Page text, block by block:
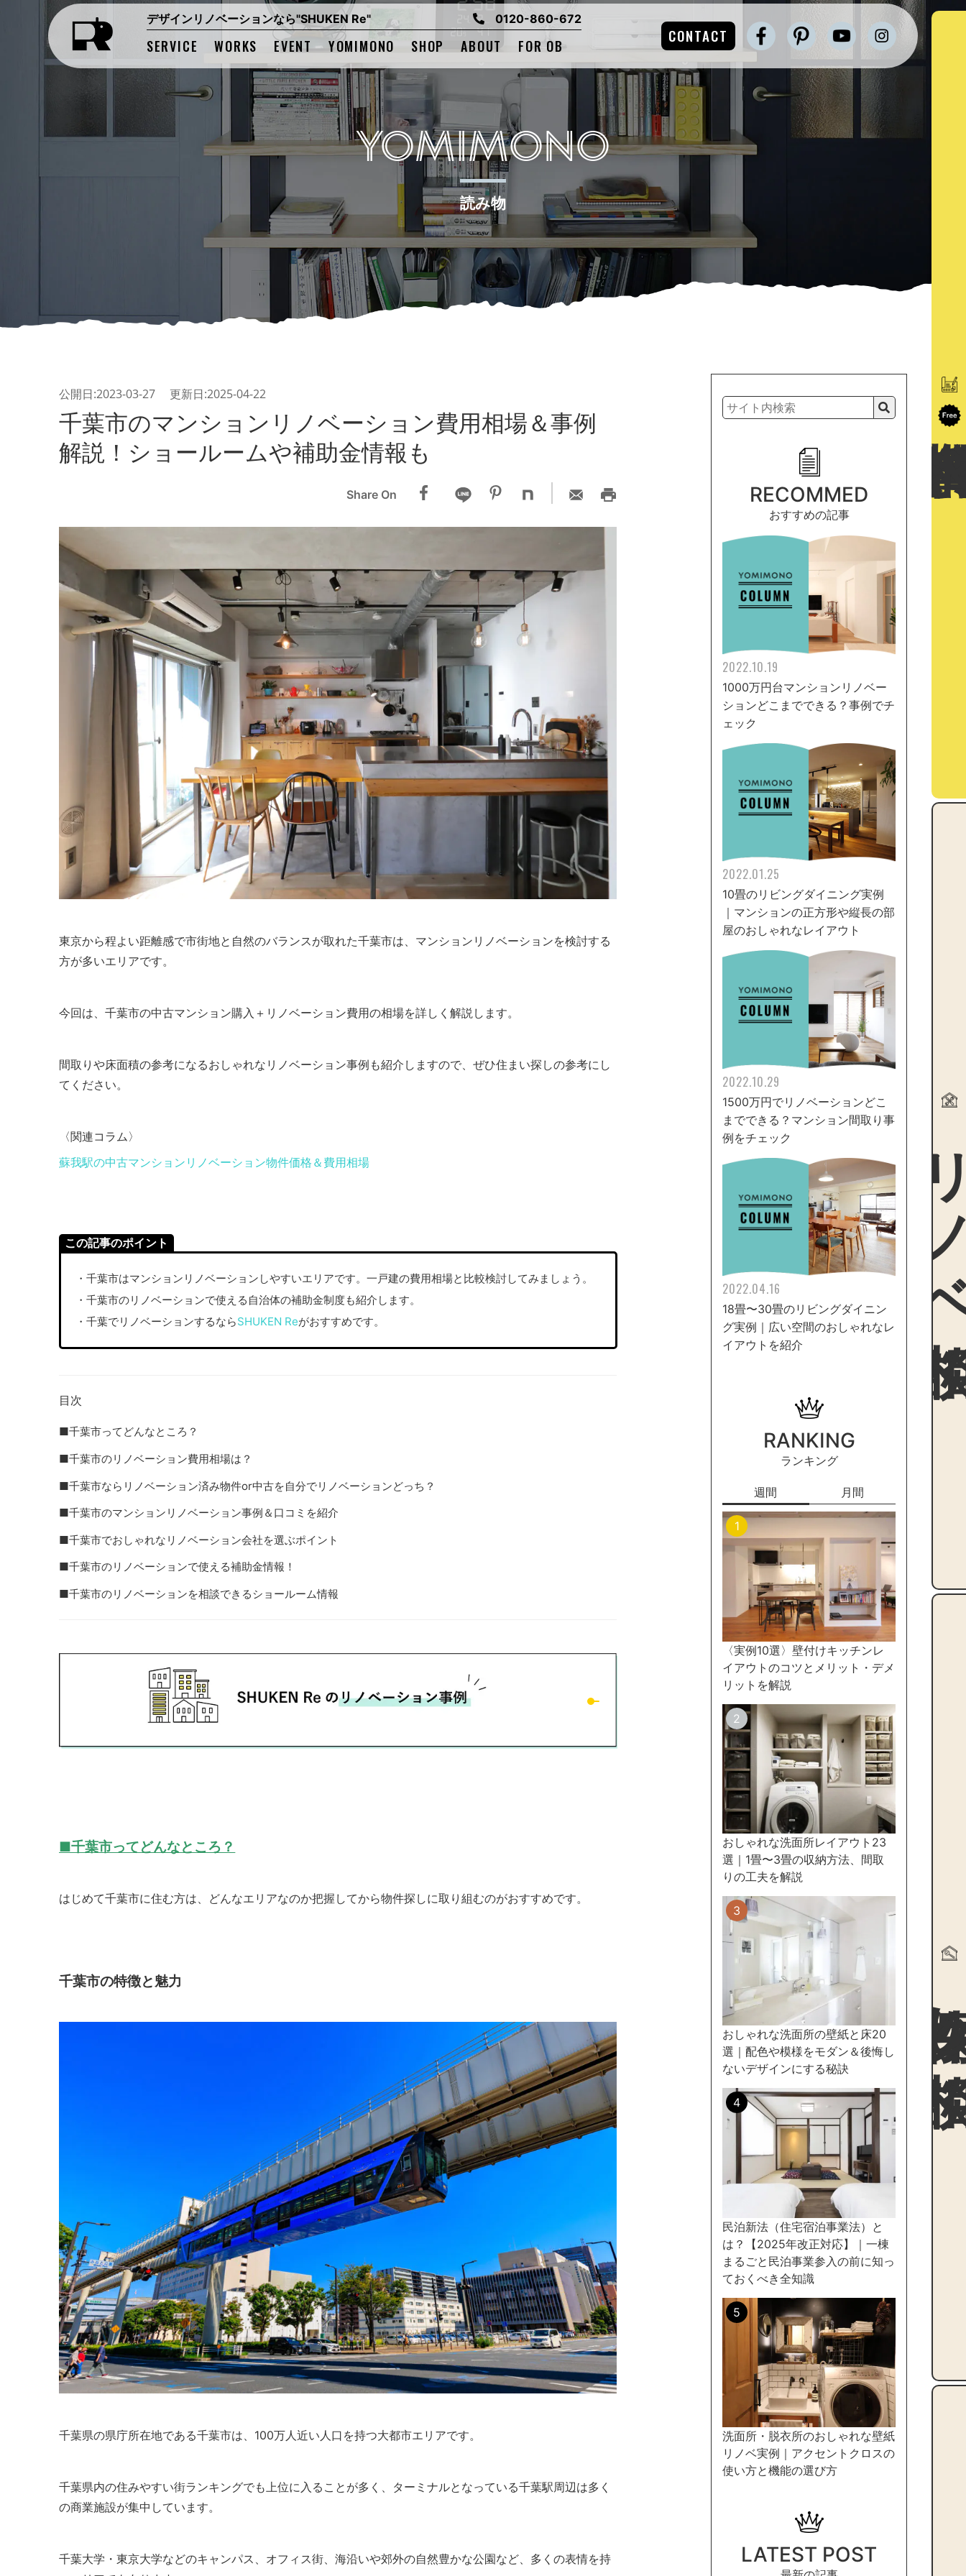
デザインリノベーションなら"SHUKEN Re" 0120-860-672
SERVICE WORKS EVENT YOMIMONO SHOP ABOUT FOR OB
CONTACT
YOMIMONO
読み物
公開日:2023-03-27 更新日:2025-04-22
千葉市のマンションリノベーション費用相場＆事例
解説！ショールームや補助金情報も
Share On
東京から程よい距離感で市街地と自然のバランスが取れた千葉市は、マンションリノベーションを検討する
方が多いエリアです。
今回は、千葉市の中古マンション購入＋リノベーション費用の相場を詳しく解説します。
間取りや床面積の参考になるおしゃれなリノベーション事例も紹介しますので、ぜひ住まい探しの参考にし
てください。
〈関連コラム〉
蘇我駅の中古マンションリノベーション物件価格＆費用相場
この記事のポイント
・千葉市はマンションリノベーションしやすいエリアです。一戸建の費用相場と比較検討してみましょう。
・千葉市のリノベーションで使える自治体の補助金制度も紹介します。
・千葉でリノベーションするならSHUKEN Reがおすすめです。
目次
■千葉市ってどんなところ？
■千葉市のリノベーション費用相場は？
■千葉市ならリノベーション済み物件or中古を自分でリノベーションどっち？
■千葉市のマンションリノベーション事例＆口コミを紹介
■千葉市でおしゃれなリノベーション会社を選ぶポイント
■千葉市のリノベーションで使える補助金情報！
■千葉市のリノベーションを相談できるショールーム情報
■千葉市ってどんなところ？
はじめて千葉市に住む方は、どんなエリアなのか把握してから物件探しに取り組むのがおすすめです。
千葉市の特徴と魅力
千葉県の県庁所在地である千葉市は、100万人近い人口を持つ大都市エリアです。
千葉県内の住みやすい街ランキングでも上位に入ることが多く、ターミナルとなっている千葉駅周辺は多く
の商業施設が集中しています。
千葉大学・東京大学などのキャンパス、オフィス街、海沿いや郊外の自然豊かな公園など、多くの表情を持
RECOMMED
おすすめの記事
2022.10.19
1000万円台マンションリノベー
ションどこまでできる？事例でチ
ェック
2022.01.25
10畳のリビングダイニング実例
｜マンションの正方形や縦長の部
屋のおしゃれなレイアウト
2022.10.29
1500万円でリノベーションどこ
までできる？マンション間取り事
例をチェック
2022.04.16
18畳〜30畳のリビングダイニン
グ実例｜広い空間のおしゃれなレ
イアウトを紹介
RANKING
ランキング
週間 月間
〈実例10選〉壁付けキッチンレ
イアウトのコツとメリット・デメ
リットを解説
おしゃれな洗面所レイアウト23
選｜1畳〜3畳の収納方法、間取
りの工夫を解説
おしゃれな洗面所の壁紙と床20
選｜配色や模様をモダン＆後悔し
ないデザインにする秘訣
民泊新法（住宅宿泊事業法）と
は？【2025年改正対応】｜一棟
まるごと民泊事業参入の前に知っ
ておくべき全知識
洗面所・脱衣所のおしゃれな壁紙
リノベ実例｜アクセントクロスの
使い方と機能の選び方
LATEST POST
リ
物